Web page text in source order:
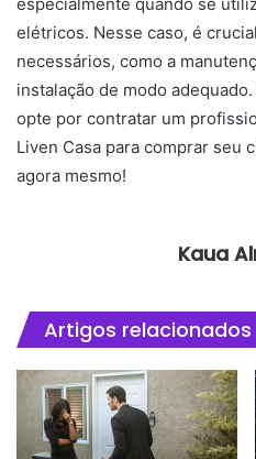
elétricos. Nesse caso, é
necessários, como a
instalação de modo
opte por contratar um
Liven Casa para comprar seu
agora mesmo!
Kaua
Artigos relacionados